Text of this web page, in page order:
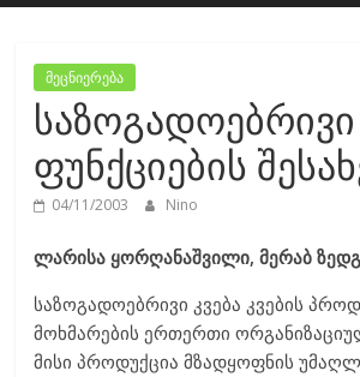
მეცნიერება
საზოგადოებრივი
ფუნქციების
04/11/2003 Nino
ლარისა ყორღანაშვილი, მერაბ
საზოგადოებრივი კვება კვების
მოხმარების ერთერთი
მისი პროდუქცია მზადყოფნის